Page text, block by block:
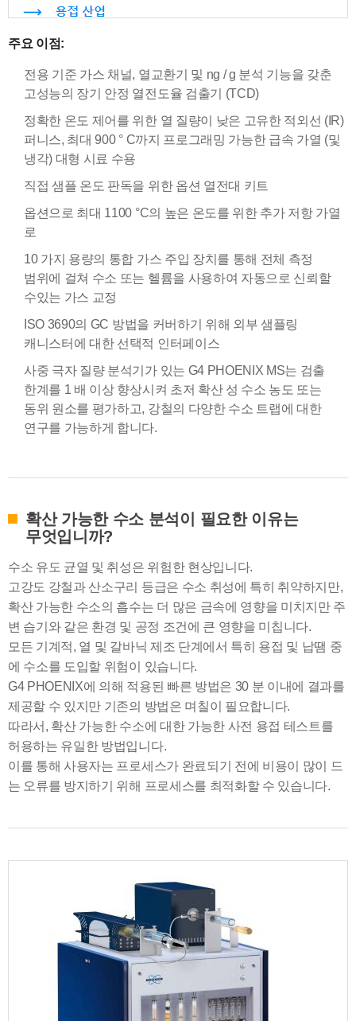
주요 이점:
전용 기준 가스 채널, 열교환기 및 ng / g 분석 기능을 갖춘
고성능의 장기 안정 열전도율 검출기 (TCD)
정확한 온도 제어를 위한 열 질량이 낮은 고유한 적외선 (IR)
퍼니스, 최대 900 ° C까지 프로그래밍 가능한 급속 가열 (및
냉각) 대형 시료 수용
직접 샘플 온도 판독을 위한 옵션 열전대 키트
옵션으로 최대 1100 °C의 높은 온도를 위한 추가 저항 가열
로
10 가지 용량의 통합 가스 주입 장치를 통해 전체 측정
범위에 걸쳐 수소 또는 헬륨을 사용하여 자동으로 신뢰할
수있는 가스 교정
ISO 3690의 GC 방법을 커버하기 위해 외부 샘플링
캐니스터에 대한 선택적 인터페이스
사중 극자 질량 분석기가 있는 G4 PHOENIX MS는 검출
한계를 1 배 이상 향상시켜 초저 확산 성 수소 농도 또는
동위 원소를 평가하고, 강철의 다양한 수소 트랩에 대한
연구를 가능하게 합니다.
확산 가능한 수소 분석이 필요한 이유는
무엇입니까?
수소 유도 균열 및 취성은 위험한 현상입니다.
고강도 강철과 산소구리 등급은 수소 취성에 특히 취약하지만,
확산 가능한 수소의 흡수는 더 많은 금속에 영향을 미치지만 주
변 습기와 같은 환경 및 공정 조건에 큰 영향을 미칩니다.
모든 기계적, 열 및 갈바닉 제조 단계에서 특히 용접 및 납땜 중
에 수소를 도입할 위험이 있습니다.
G4 PHOENIX에 의해 적용된 빠른 방법은 30 분 이내에 결과를
제공할 수 있지만 기존의 방법은 며칠이 필요합니다.
따라서, 확산 가능한 수소에 대한 가능한 사전 용접 테스트를
허용하는 유일한 방법입니다.
이를 통해 사용자는 프로세스가 완료되기 전에 비용이 많이 드
는 오류를 방지하기 위해 프로세스를 최적화할 수 있습니다.